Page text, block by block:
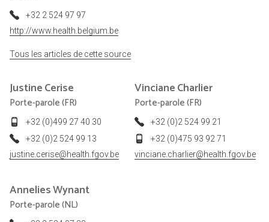
+32 2 524 97 97
http://www.health.belgium.be
Tous les articles de cette source
JustineCerise
Porte-parole (FR)
+32 (0)499 27 40 30
+32 (0)2 524 99 13
justine.cerise@health.fgov.be
VincianeCharlier
Porte-parole (FR)
+32 (0)2 524 99 21
+32 (0)475 93 92 71
vinciane.charlier@health.fgov.be
AnneliesWynant
Porte-parole (NL)